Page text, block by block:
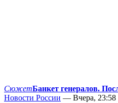
СюжетБанкет генералов.
Новости России — Вчера, 23:58